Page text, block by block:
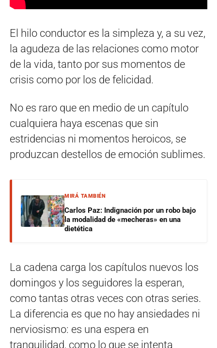
El hilo conductor es la simpleza y, a su vez,
la agudeza de las relaciones como motor
de la vida, tanto por sus momentos de
crisis como por los de felicidad.
No es raro que en medio de un capítulo
cualquiera haya escenas que sin
estridencias ni momentos heroicos, se
produzcan destellos de emoción sublimes.
MIRÁ TAMBIÉN
Carlos Paz: Indignación por un robo bajo
la modalidad de «mecheras» en una
dietética
La cadena carga los capítulos nuevos los
domingos y los seguidores la esperan,
como tantas otras veces con otras series.
La diferencia es que no hay ansiedades ni
nerviosismo: es una espera en
tranquilidad, como lo que se intenta